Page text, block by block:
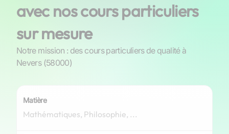
avec nos cours particuliers
sur mesure
Notre mission : des cours particuliers de qualité à
Nevers (58000)
Matière